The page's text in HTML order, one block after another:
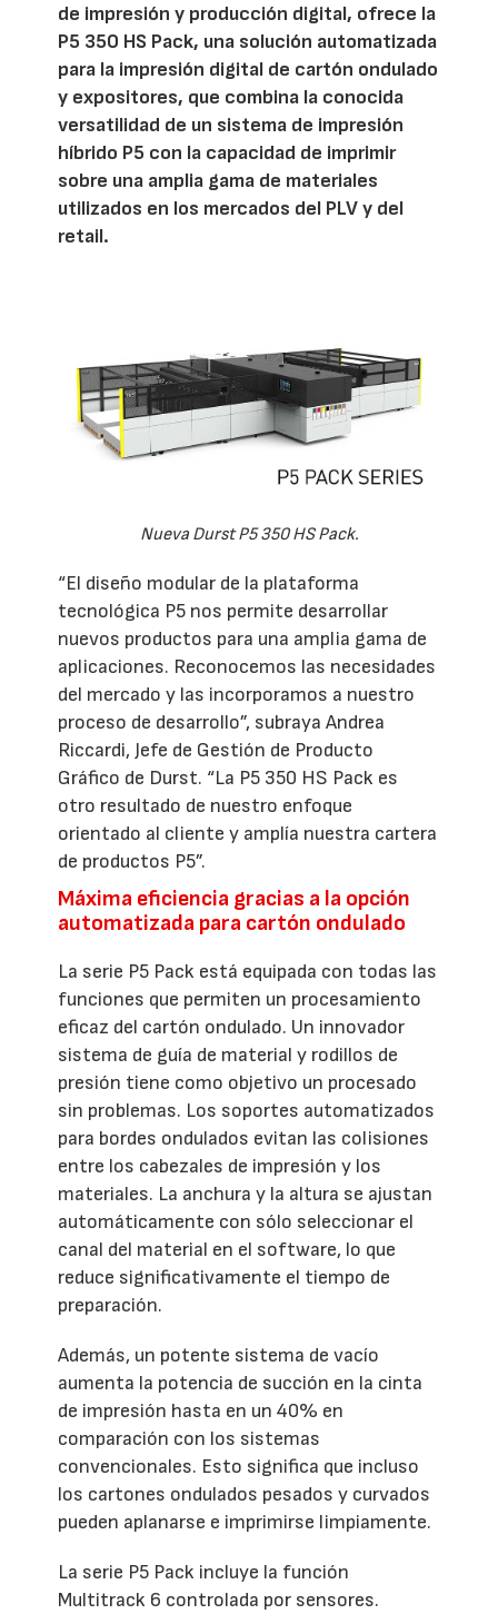
de impresión y producción digital, ofrece la
P5 350 HS Pack, una solución automatizada
para la impresión digital de cartón ondulado
y expositores, que combina la conocida
versatilidad de un sistema de impresión
híbrido P5 con la capacidad de imprimir
sobre una amplia gama de materiales
utilizados en los mercados del PLV y del
retail.
Nueva Durst P5 350 HS Pack.
“El diseño modular de la plataforma
tecnológica P5 nos permite desarrollar
nuevos productos para una amplia gama de
aplicaciones. Reconocemos las necesidades
del mercado y las incorporamos a nuestro
proceso de desarrollo”, subraya Andrea
Riccardi, Jefe de Gestión de Producto
Gráfico de Durst. “La P5 350 HS Pack es
otro resultado de nuestro enfoque
orientado al cliente y amplía nuestra cartera
de productos P5”.
Máxima eficiencia gracias a la opción
automatizada para cartón ondulado
La serie P5 Pack está equipada con todas las
funciones que permiten un procesamiento
eficaz del cartón ondulado. Un innovador
sistema de guía de material y rodillos de
presión tiene como objetivo un procesado
sin problemas. Los soportes automatizados
para bordes ondulados evitan las colisiones
entre los cabezales de impresión y los
materiales. La anchura y la altura se ajustan
automáticamente con sólo seleccionar el
canal del material en el software, lo que
reduce significativamente el tiempo de
preparación.
Además, un potente sistema de vacío
aumenta la potencia de succión en la cinta
de impresión hasta en un 40% en
comparación con los sistemas
convencionales. Esto significa que incluso
los cartones ondulados pesados y curvados
pueden aplanarse e imprimirse limpiamente.
La serie P5 Pack incluye la función
Multitrack 6 controlada por sensores.